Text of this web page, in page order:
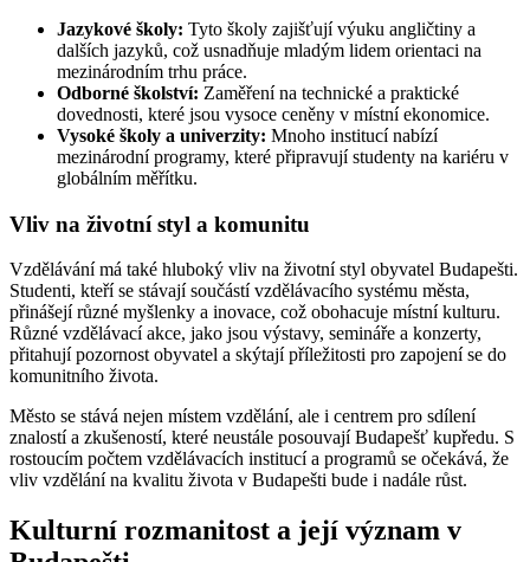
Jazykové školy: Tyto školy zajišťují výuku angličtiny a
dalších jazyků, což usnadňuje mladým lidem orientaci na
mezinárodním trhu práce.
Odborné školství: Zaměření na technické a praktické
dovednosti, které jsou vysoce ceněny v místní ekonomice.
Vysoké školy a univerzity: Mnoho institucí nabízí
mezinárodní programy, které připravují studenty na kariéru v
globálním měřítku.
Vliv na životní styl a komunitu
Vzdělávání má také hluboký vliv na životní styl obyvatel Budapešti.
Studenti, kteří se stávají součástí vzdělávacího systému města,
přinášejí různé myšlenky a inovace, což obohacuje místní kulturu.
Různé vzdělávací akce, jako jsou výstavy, semináře a konzerty,
přitahují pozornost obyvatel a skýtají příležitosti pro zapojení se do
komunitního života.
Město se stává nejen místem vzdělání, ale i centrem pro sdílení
znalostí a zkušeností, které neustále posouvají Budapešť kupředu. S
rostoucím počtem vzdělávacích institucí a programů se očekává, že
vliv vzdělání na kvalitu života v Budapešti bude i nadále růst.
Kulturní rozmanitost a její význam v